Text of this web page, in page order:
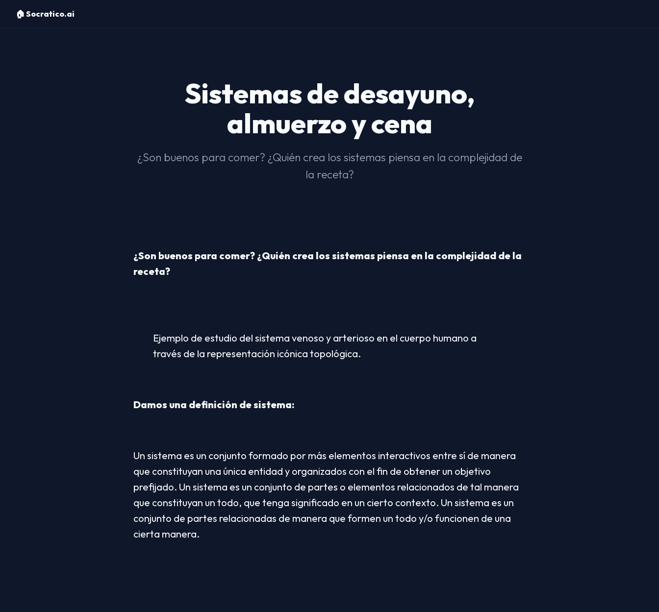
🏠 Socratico.ai
Sistemas de desayuno,
almuerzo y cena
¿Son buenos para comer? ¿Quién crea los sistemas piensa en la complejidad de
la receta?
¿Son buenos para comer? ¿Quién crea los sistemas piensa en la complejidad de la
receta?
Ejemplo de estudio del sistema venoso y arterioso en el cuerpo humano a
través de la representación icónica topológica.
Damos una definición de sistema:
Un sistema es un conjunto formado por más elementos interactivos entre sí de manera
que constituyan una única entidad y organizados con el fin de obtener un objetivo
prefijado. Un sistema es un conjunto de partes o elementos relacionados de tal manera
que constituyan un todo, que tenga significado en un cierto contexto. Un sistema es un
conjunto de partes relacionadas de manera que formen un todo y/o funcionen de una
cierta manera.